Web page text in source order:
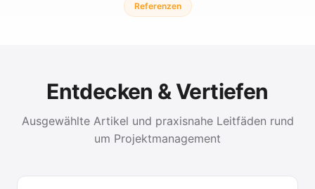
Referenzen
Entdecken & Vertiefen
Ausgewählte Artikel und praxisnahe Leitfäden rund
um Projektmanagement